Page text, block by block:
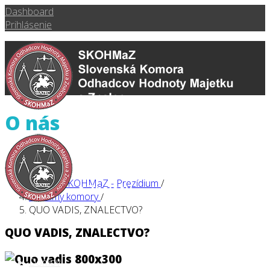
Dashboard
Prihlásenie
Domov
O nás
Domov/
O nás
Orgány SKOHMaZ - Prezídium /
Oznamy komory/
QUO VADIS, ZNALECTVO?
QUO VADIS, ZNALECTVO?